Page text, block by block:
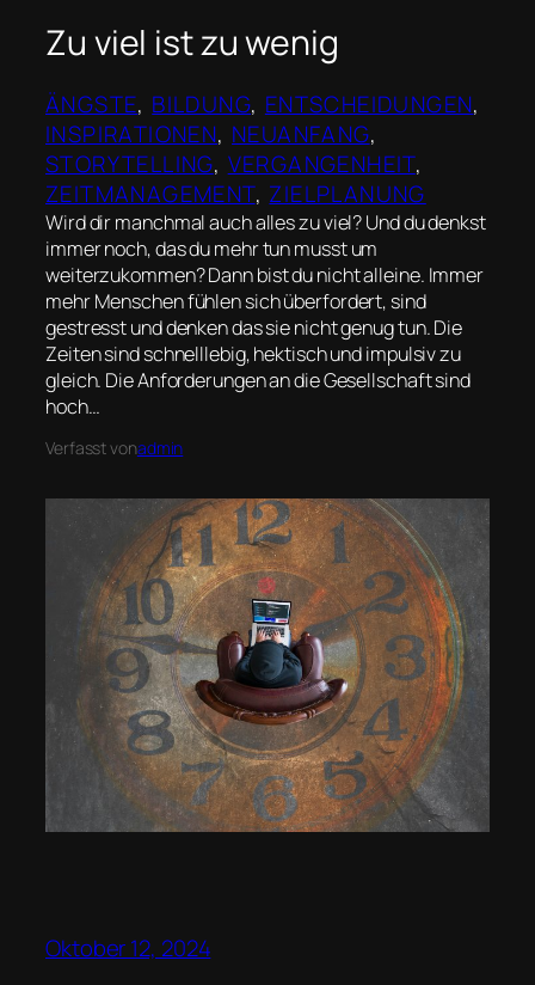
Zu viel ist zu wenig
ÄNGSTE, BILDUNG, ENTSCHEIDUNGEN
INSPIRATIONEN, NEUANFANG
STORYTELLING, VERGANGENHEIT
ZEITMANAGEMENT, ZIELPLANUNG
Wird dir manchmal auch alles zu viel? Und du denkst
immer noch, das du mehr tun musst um
weiterzukommen? Dann bist du nicht alleine. Immer
mehr Menschen fühlen sich überfordert, sind
gestresst und denken das sie nicht genug tun. Die
Zeiten sind schnelllebig, hektisch und impulsiv zu
gleich. Die Anforderungen an die Gesellschaft sind
hoch…
Verfasst vonadmin
Oktober 12, 2024